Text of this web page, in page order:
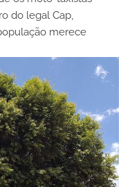
do legal Cap,
merece